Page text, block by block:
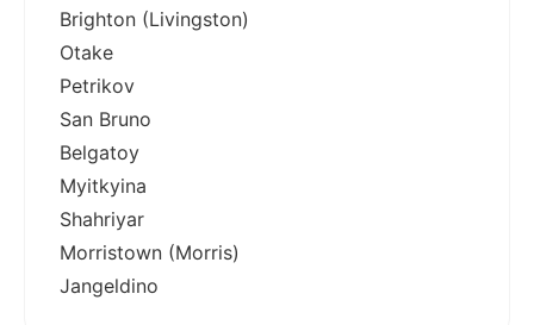
Brighton (Livingston)
Otake
Petrikov
San Bruno
Belgatoy
Myitkyina
Shahriyar
Morristown (Morris)
Jangeldino